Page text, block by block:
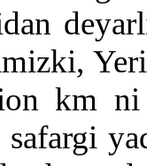
km ni